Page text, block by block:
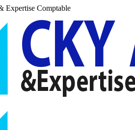
Expertise Comptable